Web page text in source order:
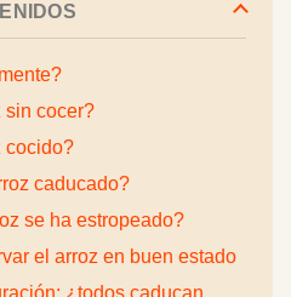
sin cocer?
cocido?
caducado?
se ha estropeado?
el arroz en buen estado